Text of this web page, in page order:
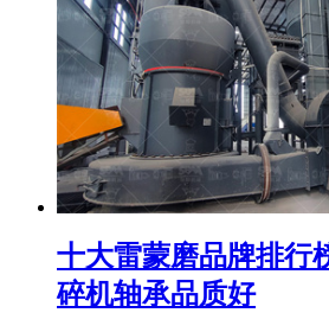
十大雷蒙磨品牌排行
碎机轴承品质好